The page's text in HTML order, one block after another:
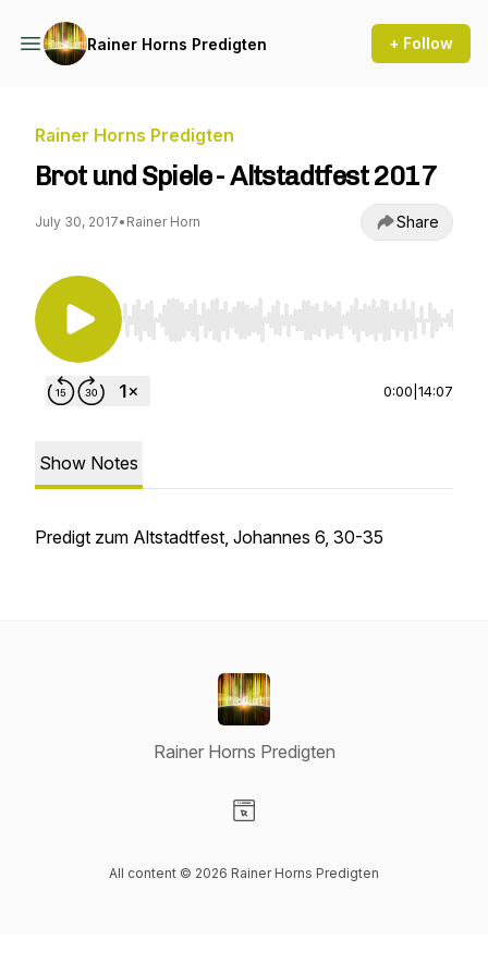
Rainer Horns Predigten + Follow
Rainer Horns Predigten
Brot und Spiele - Altstadtfest 2017
July 30, 2017• Rainer Horn Share
Use Left/Right to seek, Home/End to jump to
0:00 14:07
Show Notes
Predigt zum Altstadtfest, Johannes 6, 30-35
Rainer Horns Predigten
All content © 2026 Rainer Horns Predigten